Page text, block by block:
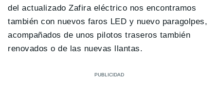
del actualizado Zafira eléctrico nos encontramos
también con nuevos faros LED y nuevo paragolpes,
acompañados de unos pilotos traseros también
renovados o de las nuevas llantas.